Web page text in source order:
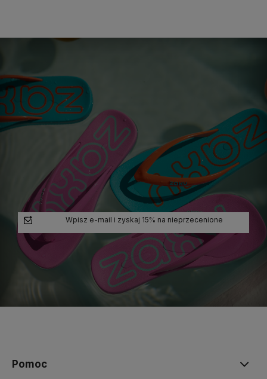
Wpisz e-mail i zyskaj 15% na nieprzecenione
Pomoc